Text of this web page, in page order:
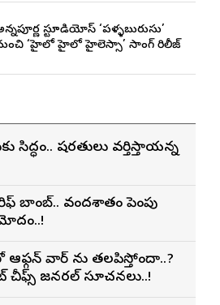
స్టూడియోస్ ‘పళ్ళబురుసు’
‘హైలో హైలో హైలెస్సా’ సాంగ్ రిలీజ్
సిద్ధం.. షరతులు వర్తిస్తాయన్న
బాంబ్.. వందశాతం పెంపు
వార్ ను తలపిస్తోందా..?
చీఫ్స్ జనరల్ సూచనలు..!